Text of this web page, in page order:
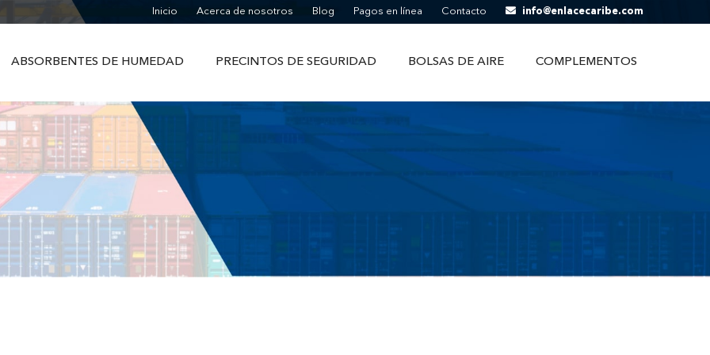
Inicio Acerca de nosotros Blog Pagos en línea Contacto info@enlacecaribe.com
ABSORBENTES DE HUMEDAD PRECINTOS DE SEGURIDAD BOLSAS DE AIRE COMPLEMENTOS